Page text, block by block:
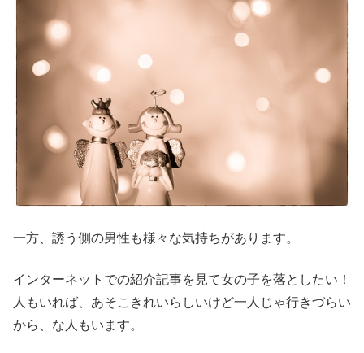
一方、誘う側の男性も様々な気持ちがあります。
インターネットでの紹介記事を見て女の子を落としたい！
人もいれば、あそこきれいらしいけど一人じゃ行きづらい
から、な人もいます。